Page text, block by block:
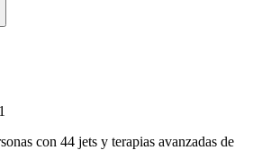
con 44 jets y terapias avanzadas de